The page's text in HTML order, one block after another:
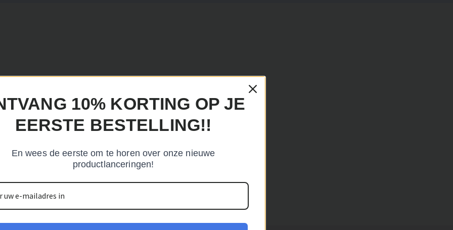
gevonden die aan je selectie voldoen.
10% KORTING OP JE
EERSTE BESTELLING!!
En wees de eerste om te horen over onze nieuwe
productlanceringen!